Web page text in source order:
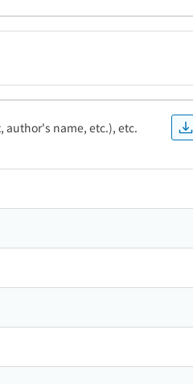
author's name, etc.), etc.